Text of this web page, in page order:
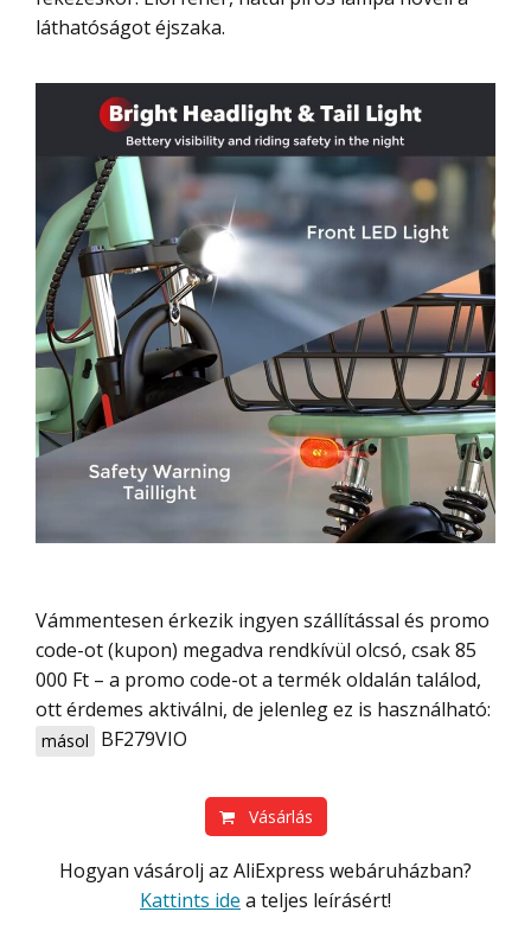
láthatóságot éjszaka.
Vámmentesen érkezik ingyen szállítással és promo
code-ot (kupon) megadva rendkívül olcsó, csak 85
000 Ft – a promo code-ot a termék oldalán találod,
ott érdemes aktiválni, de jelenleg ez is használható:
másol BF279VIO
Vásárlás
Hogyan vásárolj az AliExpress webáruházban?
Kattints ide a teljes leírásért!